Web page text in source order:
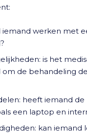
iemand werken met
is het
de behandeling
heeft iemand de
een laptop en
kan iemand